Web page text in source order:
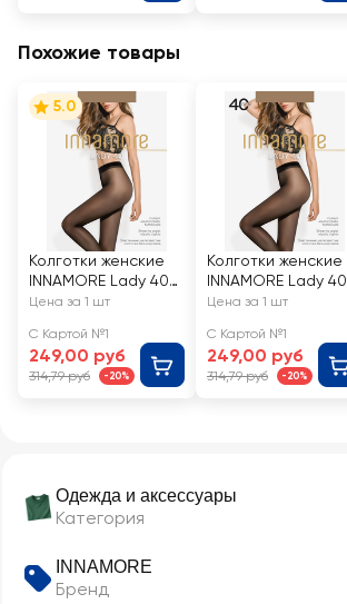
Одежда и аксессуары
Категория
INNAMORE
Бренд
Похожие товары
5.0
Колготки женские
INNAMORE Lady 40
den daino 2
Цена за 1 шт
С Картой №1
249,00 руб
314,79 руб -20%
Колготки женские
INNAMORE Lady 40
den daino 5
Цена за 1 шт
С Картой №1
249,00 руб
314,79 руб -20%